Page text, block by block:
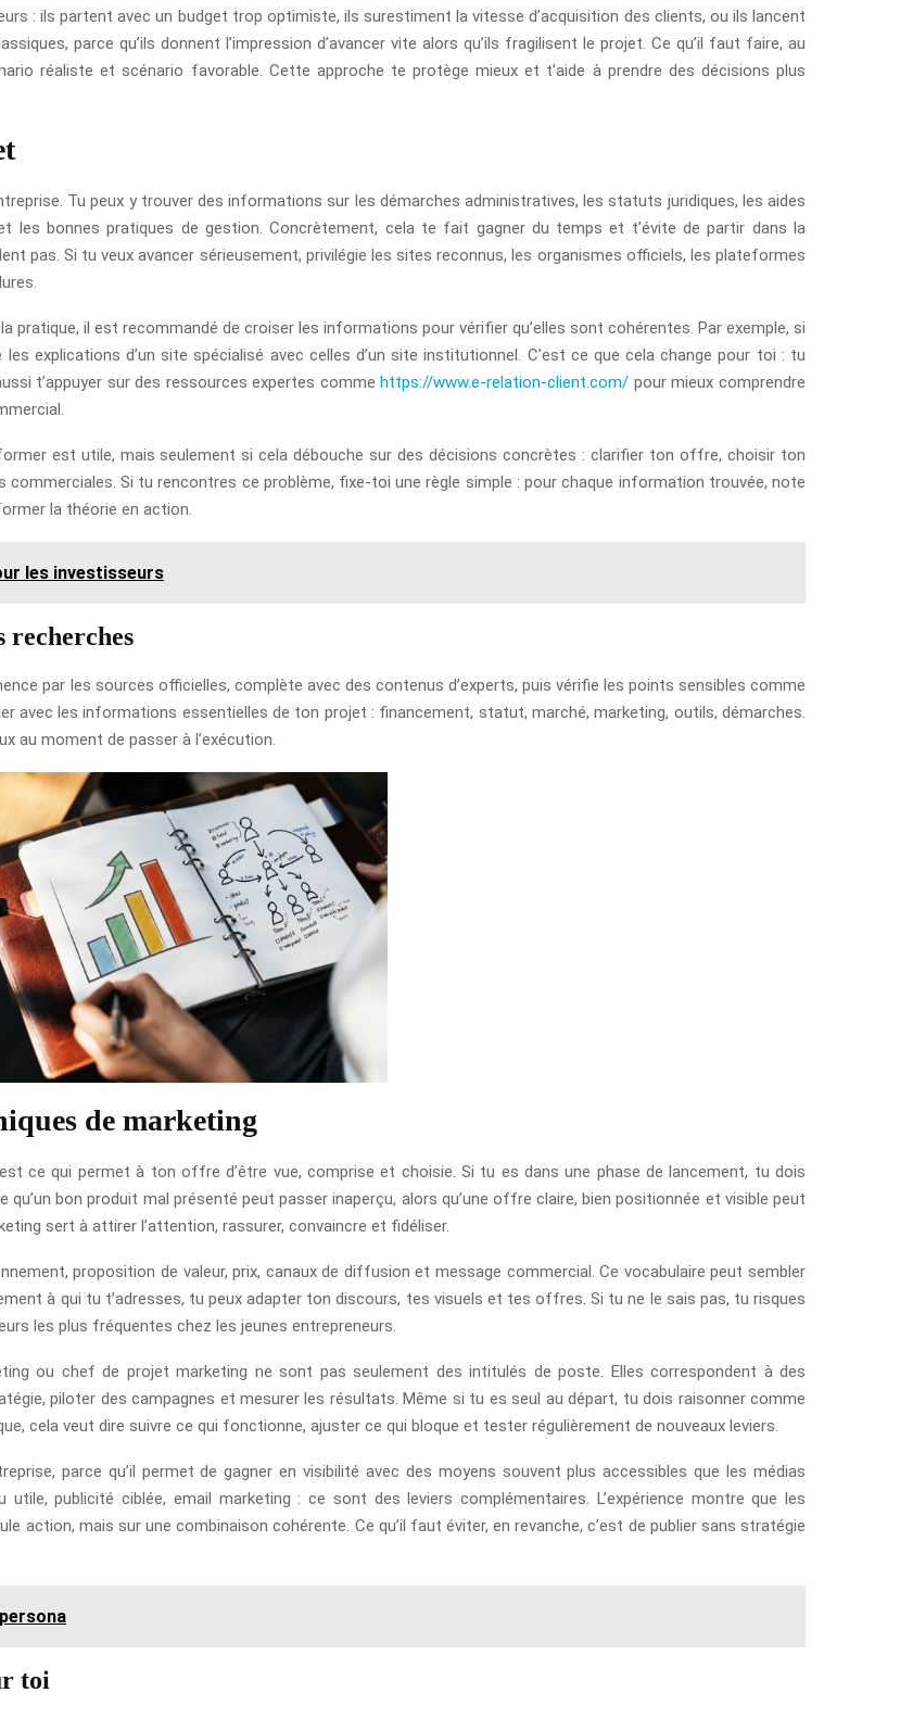
: ils partent avec un budget trop optimiste, ils surestiment la vitesse d’acquisition des clients, ou ils lancent
parce qu’ils donnent l’impression d’avancer vite alors qu’ils fragilisent le projet. Ce qu’il faut faire, au
réaliste et scénario favorable. Cette approche te protège mieux et t’aide à prendre des décisions plus
Tu peux y trouver des informations sur les démarches administratives, les statuts juridiques, les aides
les bonnes pratiques de gestion. Concrètement, cela te fait gagner du temps et t’évite de partir dans la
pas. Si tu veux avancer sérieusement, privilégie les sites reconnus, les organismes officiels, les plateformes
pratique, il est recommandé de croiser les informations pour vérifier qu’elles sont cohérentes. Par exemple, si
explications d’un site spécialisé avec celles d’un site institutionnel. C’est ce que cela change pour toi : tu
t’appuyer sur des ressources expertes commehttps://www.e-relation-client.com/ pour mieux comprendre
est utile, mais seulement si cela débouche sur des décisions concrètes : clarifier ton offre, choisir ton
Si tu rencontres ce problème, fixe-toi une règle simple : pour chaque information trouvée, note
la théorie en action.
les investisseurs
recherches
par les sources officielles, complète avec des contenus d’experts, puis vérifie les points sensibles comme
avec les informations essentielles de ton projet : financement, statut, marché, marketing, outils, démarches.
au moment de passer à l’exécution.
de marketing
ce qui permet à ton offre d’être vue, comprise et choisie. Si tu es dans une phase de lancement, tu dois
bon produit mal présenté peut passer inaperçu, alors qu’une offre claire, bien positionnée et visible peut
sert à attirer l’attention, rassurer, convaincre et fidéliser.
proposition de valeur, prix, canaux de diffusion et message commercial. Ce vocabulaire peut sembler
à qui tu t’adresses, tu peux adapter ton discours, tes visuels et tes offres. Si tu ne le sais pas, tu risques
les plus fréquentes chez les jeunes entrepreneurs.
ou chef de projet marketing ne sont pas seulement des intitulés de poste. Elles correspondent à des
piloter des campagnes et mesurer les résultats. Même si tu es seul au départ, tu dois raisonner comme
cela veut dire suivre ce qui fonctionne, ajuster ce qui bloque et tester régulièrement de nouveaux leviers.
parce qu’il permet de gagner en visibilité avec des moyens souvent plus accessibles que les médias
publicité ciblée, email marketing : ce sont des leviers complémentaires. L’expérience montre que les
action, mais sur une combinaison cohérente. Ce qu’il faut éviter, en revanche, c’est de publier sans stratégie
toi